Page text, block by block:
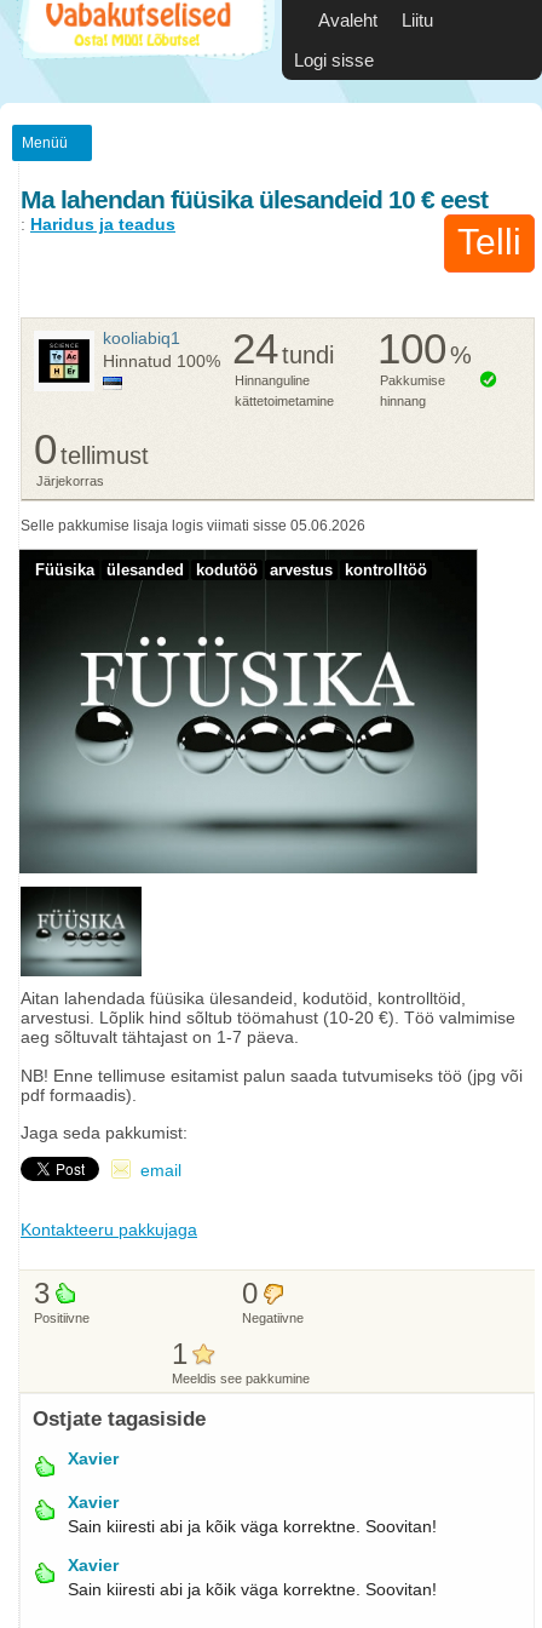
Avaleht
Liitu
Logi sisse
Menüü
Ma lahendan füüsika ülesandeid 10 € eest
Telli
: Haridus ja teadus
kooliabiq1
Hinnatud 100% 24tundi
Hinnanguline
kättetoimetamine
100%
Pakkumise
hinnang
0tellimust
Järjekorras
Selle pakkumise lisaja logis viimati sisse 05.06.2026
Füüsika ülesanded kodutöö arvestus kontrolltöö
Aitan lahendada füüsika ülesandeid, kodutöid, kontrolltöid,
arvestusi. Lõplik hind sõltub töömahust (10-20 €). Töö valmimise
aeg sõltuvalt tähtajast on 1-7 päeva.
NB! Enne tellimuse esitamist palun saada tutvumiseks töö (jpg või
pdf formaadis).
Jaga seda pakkumist:
email
Kontakteeru pakkujaga
3
Positiivne
0
Negatiivne
1
Meeldis see pakkumine
Ostjate tagasiside
Xavier
Xavier
Sain kiiresti abi ja kõik väga korrektne. Soovitan!
Xavier
Sain kiiresti abi ja kõik väga korrektne. Soovitan!